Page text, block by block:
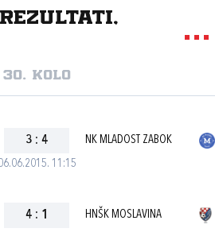
rezultati,
30. kolo
11:15
3 : 4 NK MLADOST ZABOK
4 : 1 HNŠK MOSLAVINA